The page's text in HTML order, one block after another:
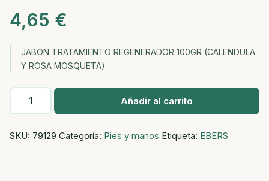
4,65 €
JABON TRATAMIENTO REGENERADOR 100GR (CALENDULA
Y ROSA MOSQUETA)
JABON
TRATAMIENTO
100GR
Añadir al carrito
SKU: 79129 Categoría: Pies y manos Etiqueta: EBERS